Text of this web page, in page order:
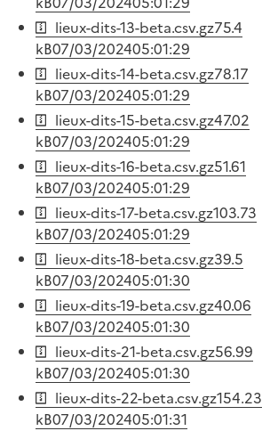
lieux-dits-13-beta.csv.gz75.4
kB07/03/202405:01:29
lieux-dits-14-beta.csv.gz78.17
kB07/03/202405:01:29
lieux-dits-15-beta.csv.gz47.02
kB07/03/202405:01:29
lieux-dits-16-beta.csv.gz51.61
kB07/03/202405:01:29
lieux-dits-17-beta.csv.gz103.73
kB07/03/202405:01:29
lieux-dits-18-beta.csv.gz39.5
kB07/03/202405:01:30
lieux-dits-19-beta.csv.gz40.06
kB07/03/202405:01:30
lieux-dits-21-beta.csv.gz56.99
kB07/03/202405:01:30
lieux-dits-22-beta.csv.gz154.23
kB07/03/202405:01:31